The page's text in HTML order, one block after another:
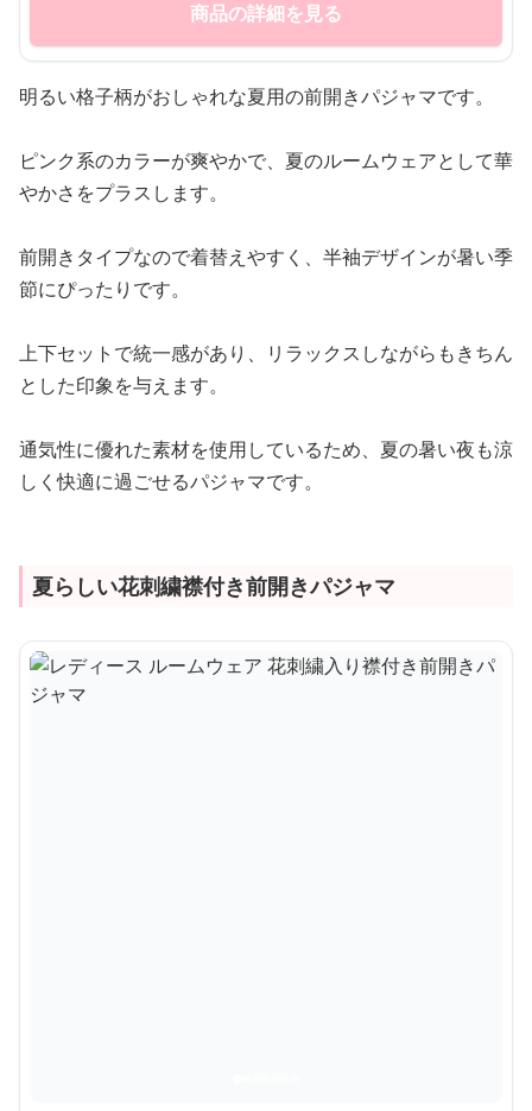
商品の詳細を見る
明るい格子柄がおしゃれな夏用の前開きパジャマです。
ピンク系のカラーが爽やかで、夏のルームウェアとして華
やかさをプラスします。
前開きタイプなので着替えやすく、半袖デザインが暑い季
節にぴったりです。
上下セットで統一感があり、リラックスしながらもきちん
とした印象を与えます。
通気性に優れた素材を使用しているため、夏の暑い夜も涼
しく快適に過ごせるパジャマです。
夏らしい花刺繍襟付き前開きパジャマ